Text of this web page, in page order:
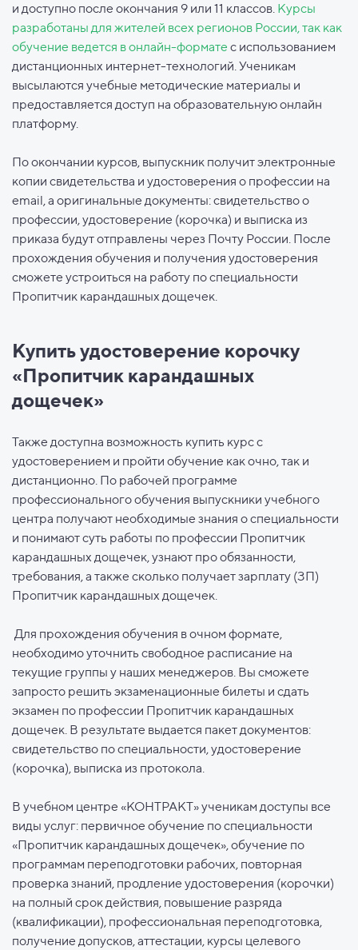
и доступно после окончания 9 или 11 классов. Курсы
разработаны для жителей всех регионов России, так как
обучение ведется в онлайн-формате с использованием
дистанционных интернет-технологий. Ученикам
высылаются учебные методические материалы и
предоставляется доступ на образовательную онлайн
платформу.
По окончании курсов, выпускник получит электронные
копии свидетельства и удостоверения о профессии на
email, а оригинальные документы: свидетельство о
профессии, удостоверение (корочка) и выписка из
приказа будут отправлены через Почту России. После
прохождения обучения и получения удостоверения
сможете устроиться на работу по специальности
Пропитчик карандашных дощечек.
Купить удостоверение корочку
«Пропитчик карандашных
дощечек»
Также доступна возможность купить курс с
удостоверением и пройти обучение как очно, так и
дистанционно. По рабочей программе
профессионального обучения выпускники учебного
центра получают необходимые знания о специальности
и понимают суть работы по профессии Пропитчик
карандашных дощечек, узнают про обязанности,
требования, а также сколько получает зарплату (ЗП)
Пропитчик карандашных дощечек.
Для прохождения обучения в очном формате,
необходимо уточнить свободное расписание на
текущие группы у наших менеджеров. Вы сможете
запросто решить экзаменационные билеты и сдать
экзамен по профессии Пропитчик карандашных
дощечек. В результате выдается пакет документов:
свидетельство по специальности, удостоверение
(корочка), выписка из протокола.
В учебном центре «КОНТРАКТ» ученикам доступы все
виды услуг: первичное обучение по специальности
«Пропитчик карандашных дощечек», обучение по
программам переподготовки рабочих, повторная
проверка знаний, продление удостоверения (корочки)
на полный срок действия, повышение разряда
(квалификации), профессиональная переподготовка,
получение допусков, аттестации, курсы целевого